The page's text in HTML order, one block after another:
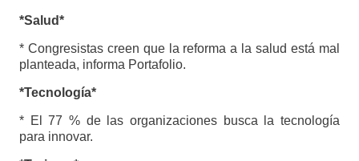
*Salud*
* Congresistas creen que la reforma a la salud está mal
planteada, informa Portafolio.
*Tecnología*
* El 77 % de las organizaciones busca la tecnología
para innovar.